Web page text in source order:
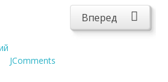
Вперед
JComments